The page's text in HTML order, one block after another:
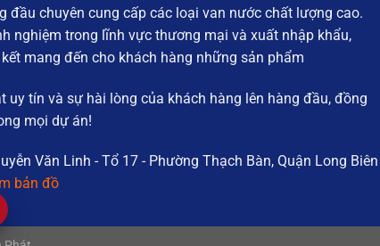
đầu chuyên cung cấp các loại van nước chất lượng cao.
nghiệm trong lĩnh vực thương mại và xuất nhập khẩu,
mang đến cho khách hàng những sản phẩm
uy tín và sự hài lòng của khách hàng lên hàng đầu, đồng
mọi dự án!
Văn Linh - Tổ 17 - Phường Thạch Bàn, Quận Long Biên
bản đồ